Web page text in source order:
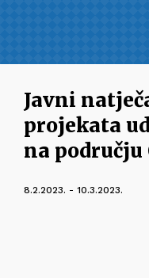
Javni
projekata
na području
8.2.2023. - 10.3.2023.